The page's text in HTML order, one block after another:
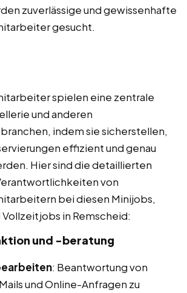
zuverlässige und gewissenhafte
gesucht.
spielen eine zentrale
und anderen
indem sie sicherstellen,
effizient und genau
Hier sind die detaillierten
von
bei diesen Minijobs,
in Remscheid:
und -beratung
: Beantwortung von
und Online-Anfragen zu